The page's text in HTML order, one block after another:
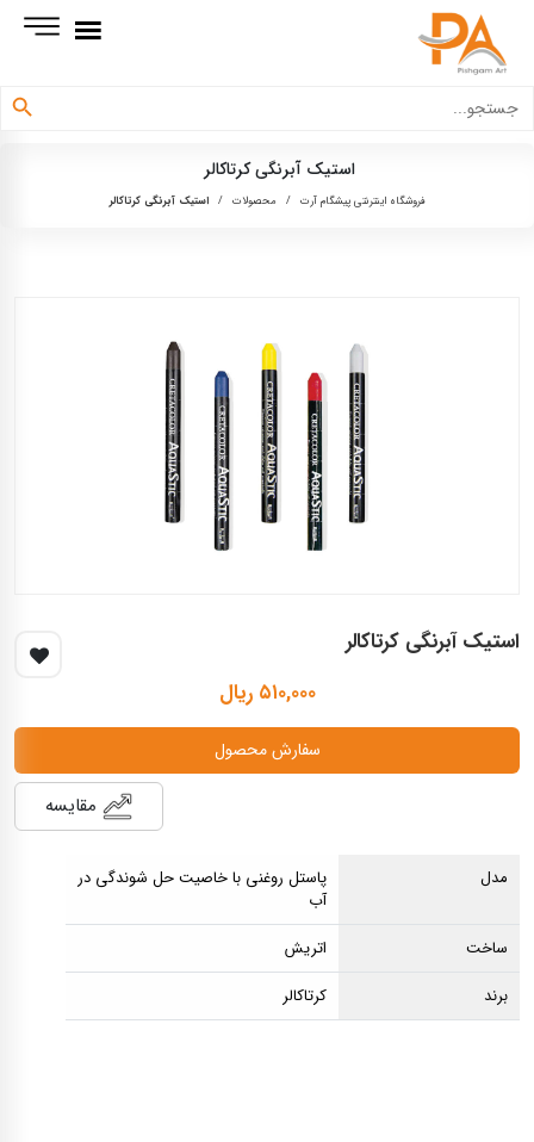
برای:
دکمه جستجو
استیک آبرنگی کرتاکالر
فروشگاه اینترنتی پیشگام آرت / محصولات / استیک آبرنگی کرتاکالر
استیک آبرنگی کرتاکالر
۵۱۰,۰۰۰ ریال
سفارش محصول
مقایسه
مدل
پاستل روغنی با خاصیت حل شوندگی در
آب
ساخت
اتریش
برند
کرتاکالر